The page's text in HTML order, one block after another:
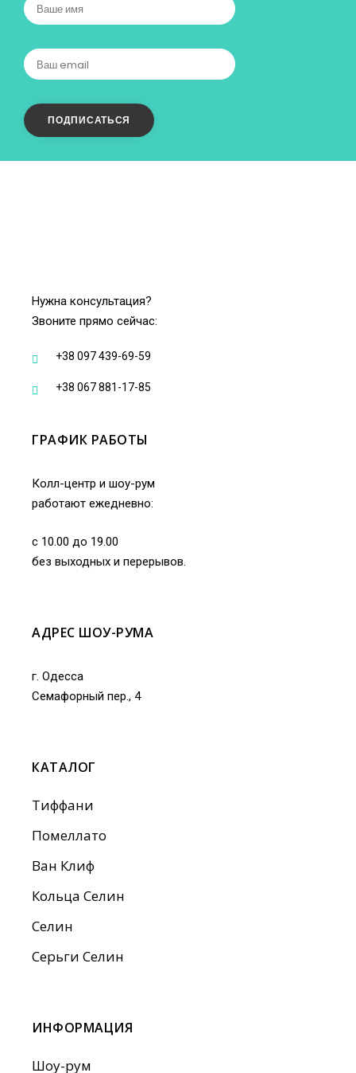
Нужна консультация?
Звоните прямо сейчас:
+38 097 439-69-59
+38 067 881-17-85
ГРАФИК РАБОТЫ
Колл-центр и шоу-рум
работают ежедневно:
с 10.00 до 19.00
без выходных и перерывов.
АДРЕС ШОУ-РУМА
г. Одесса
Семафорный пер., 4
КАТАЛОГ
Тиффани
Помеллато
Ван Клиф
Кольца Селин
Селин
Серьги Селин
ИНФОРМАЦИЯ
Шоу-рум